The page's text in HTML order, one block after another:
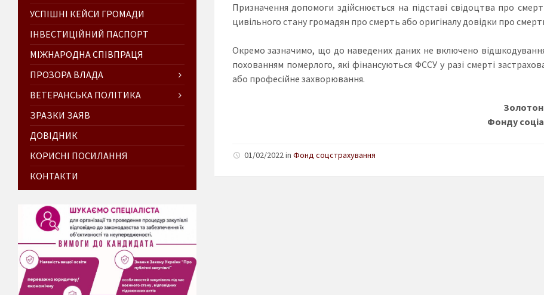
Призначення допомоги здійснюється на підставі свідоцтва про
цивільного стану громадян про смерть або оригіналу довідки про
Окремо зазначимо, що до наведених даних не включено
похованням померлого, які фінансуються ФССУ у разі смерті
або професійне захворювання.
Фонду
01/02/2022 in Фонд соцстрахування
УСПІШНІ КЕЙСИ ГРОМАДИ
ІНВЕСТИЦІЙНИЙ ПАСПОРТ
МІЖНАРОДНА СПІВПРАЦЯ
ПРОЗОРА ВЛАДА
ВЕТЕРАНСЬКА ПОЛІТИКА
ЗРАЗКИ ЗАЯВ
ДОВІДНИК
КОРИСНІ ПОСИЛАННЯ
КОНТАКТИ